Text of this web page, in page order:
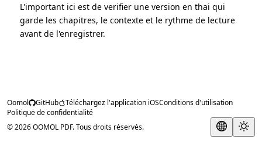
L'important ici est de verifier une version en thai qui
garde les chapitres, le contexte et le rythme de lecture
avant de l'enregistrer.
Oomol GitHub Téléchargez l'application iOSConditions d'utilisation
Politique de confidentialité
© 2026 OOMOL PDF. Tous droits réservés.